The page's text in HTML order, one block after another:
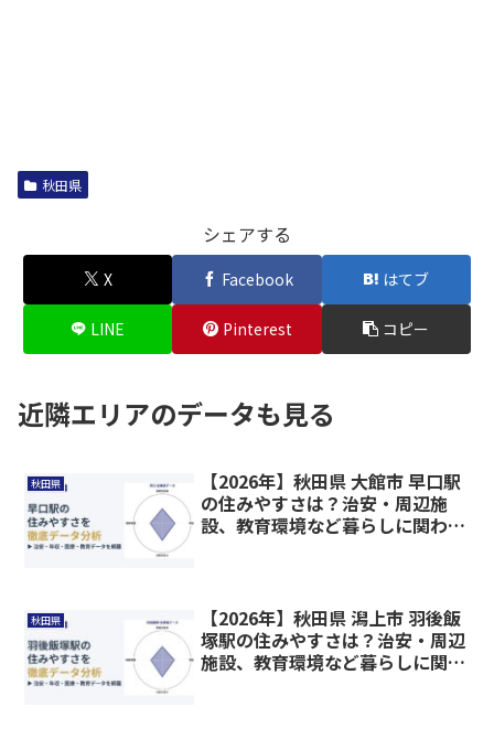
秋田県
シェアする
X Facebook はてブ
LINE Pinterest コピー
近隣エリアのデータも見る
秋田県
【2026年】秋田県 大館市 早口駅
の住みやすさは？治安・周辺施
設、教育環境など暮らしに関わる
秋田県
【2026年】秋田県 潟上市 羽後飯
塚駅の住みやすさは？治安・周辺
施設、教育環境など暮らしに関わ